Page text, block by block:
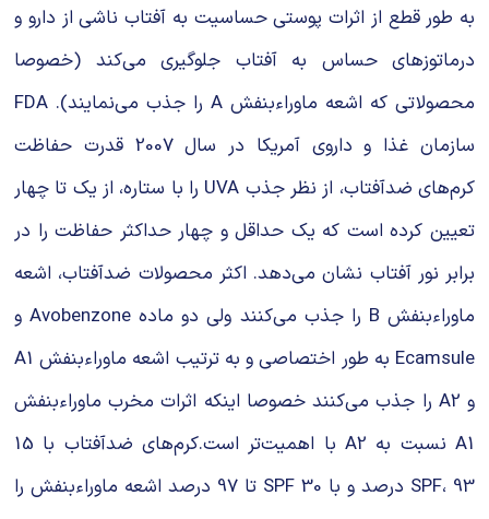
به طور قطع از اثرات پوستی حساسیت به آفتاب ناشی از دارو و
درماتوزهای حساس به آفتاب جلوگیری می‌کند (خصوصا
محصولاتی که اشعه ماوراءبنفش A را جذب می‌نمایند). FDA
سازمان غذا و داروی آمریکا در سال 2007 قدرت حفاظت
کرم‌های ضدآفتاب، از نظر جذب UVA را با ستاره، از یک تا چهار
تعیین کرده است که یک حداقل و چهار حداکثر حفاظت را در
برابر نور آفتاب نشان می‌دهد. اکثر محصولات ضدآفتاب، اشعه
ماوراءبنفش B را جذب می‌کنند ولی دو ماده Avobenzone و
Ecamsule به طور اختصاصی و به ترتیب اشعه ماوراءبنفش A1
و A2 را جذب می‌کنند خصوصا اینکه اثرات مخرب ماوراءبنفش
A1 نسبت به A2 با اهمیت‌تر است.کرم‌های ضدآفتاب با 15
SPF، 93 درصد و با 30 SPF تا 97 درصد اشعه ماوراءبنفش را